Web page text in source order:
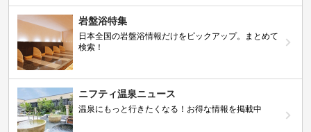
岩盤浴特集
日本全国の岩盤浴情報だけをピックアップ。まとめて
検索！
ニフティ温泉ニュース
温泉にもっと行きたくなる！お得な情報を掲載中